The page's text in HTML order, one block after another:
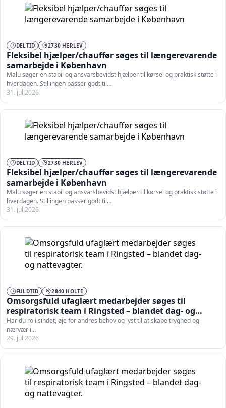
DELTID 2730 HERLEV
Fleksibel hjælper/chauffør søges til længerevarende
samarbejde i København
Malu søger en stabil og ansvarsbevidst hjælper til kørsel og praktisk støtte i
hverdagen. Stillingen passer godt til…
31. jul 2026
DELTID 2730 HERLEV
Fleksibel hjælper/chauffør søges til længerevarende
samarbejde i København
Malu søger en stabil og ansvarsbevidst hjælper til kørsel og praktisk støtte i
hverdagen. Stillingen passer godt til…
31. jul 2026
FULDTID 2840 HOLTE
Omsorgsfuld ufaglært medarbejder søges til
respiratorisk team i Ringsted – blandet dag- og
nattevagter.
Har du ro i sindet, øje for andres behov og lyst til at skabe tryghed og
nærvær i…
29. jul 2026